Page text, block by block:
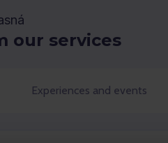
our services
Experiences and events